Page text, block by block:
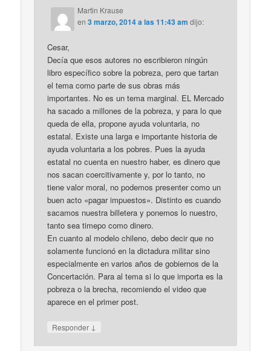
Martin Krause
en3 marzo, 2014 a las 11:43 am dijo:
Cesar,
Decía que esos autores no escribieron ningún
libro específico sobre la pobreza, pero que tartan
el tema como parte de sus obras más
importantes. No es un tema marginal. EL Mercado
ha sacado a millones de la pobreza, y para lo que
queda de ella, propone ayuda voluntaria, no
estatal. Existe una larga e importante historia de
ayuda voluntaria a los pobres. Pues la ayuda
estatal no cuenta en nuestro haber, es dinero que
nos sacan coercitivamente y, por lo tanto, no
tiene valor moral, no podemos presenter como un
buen acto «pagar impuestos». Distinto es cuando
sacamos nuestra billetera y ponemos lo nuestro,
tanto sea timepo como dinero.
En cuanto al modelo chileno, debo decir que no
solamente funcionó en la dictadura militar sino
especialmente en varios años de gobiernos de la
Concertación. Para al tema si lo que importa es la
pobreza o la brecha, recomiendo el video que
aparece en el primer post.
Responder ↓